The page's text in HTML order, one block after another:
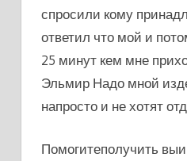
спросили кому
ответил что мой и
25 минут кем мне
Эльмир Надо мной
напросто и не хотят
Помогитеполучить